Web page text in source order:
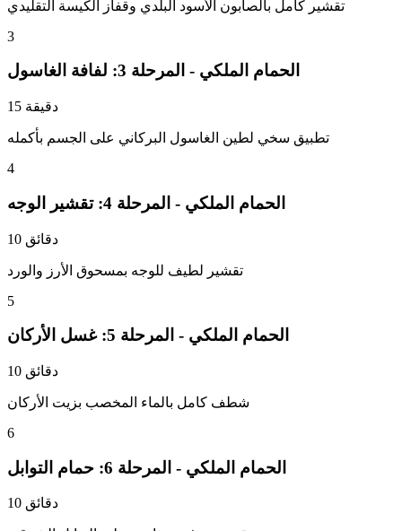
تقشير كامل بالصابون الأسود البلدي وقفاز الكيسة التقليدي
3
الحمام الملكي - المرحلة 3: لفافة الغاسول
15 دقيقة
تطبيق سخي لطين الغاسول البركاني على الجسم بأكمله
4
الحمام الملكي - المرحلة 4: تقشير الوجه
10 دقائق
تقشير لطيف للوجه بمسحوق الأرز والورد
5
الحمام الملكي - المرحلة 5: غسل الأركان
10 دقائق
شطف كامل بالماء المخصب بزيت الأركان
6
الحمام الملكي - المرحلة 6: حمام التوابل
10 دقائق